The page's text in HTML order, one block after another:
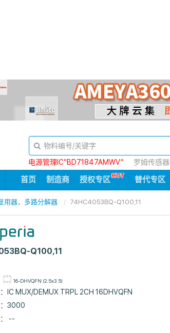
电源管理IC“BD71847AMWV”
罗姆传感
首页 制造商 授权专区 替代专区
用器，多路分解器 74HC4053BQ-Q100,11
Q100,11
16-DHVQFN (2.5x3.5)
IC MUX/DEMUX TRPL 2CH 16DHVQFN
：3000
--